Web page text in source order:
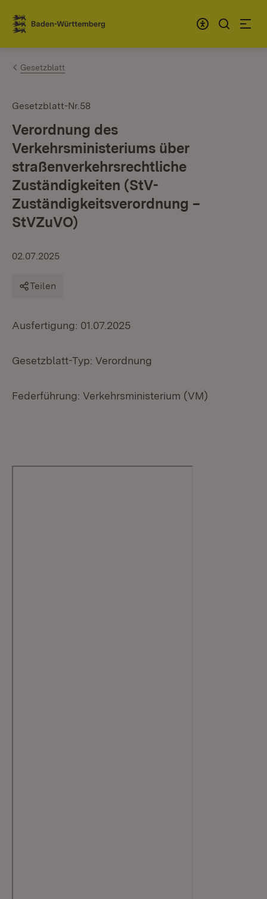
Zum Inhalt springen
Link zur Startseite
Gesetzblatt
Gesetzblatt-Nr.58
Verordnung des
Verkehrsministeriums über
straßenverkehrsrechtliche
Zuständigkeiten (StV-
Zuständigkeitsverordnung –
StVZuVO)
02.07.2025
Teilen
Ausfertigung: 01.07.2025
Gesetzblatt-Typ: Verordnung
Federführung: Verkehrsministerium (VM)